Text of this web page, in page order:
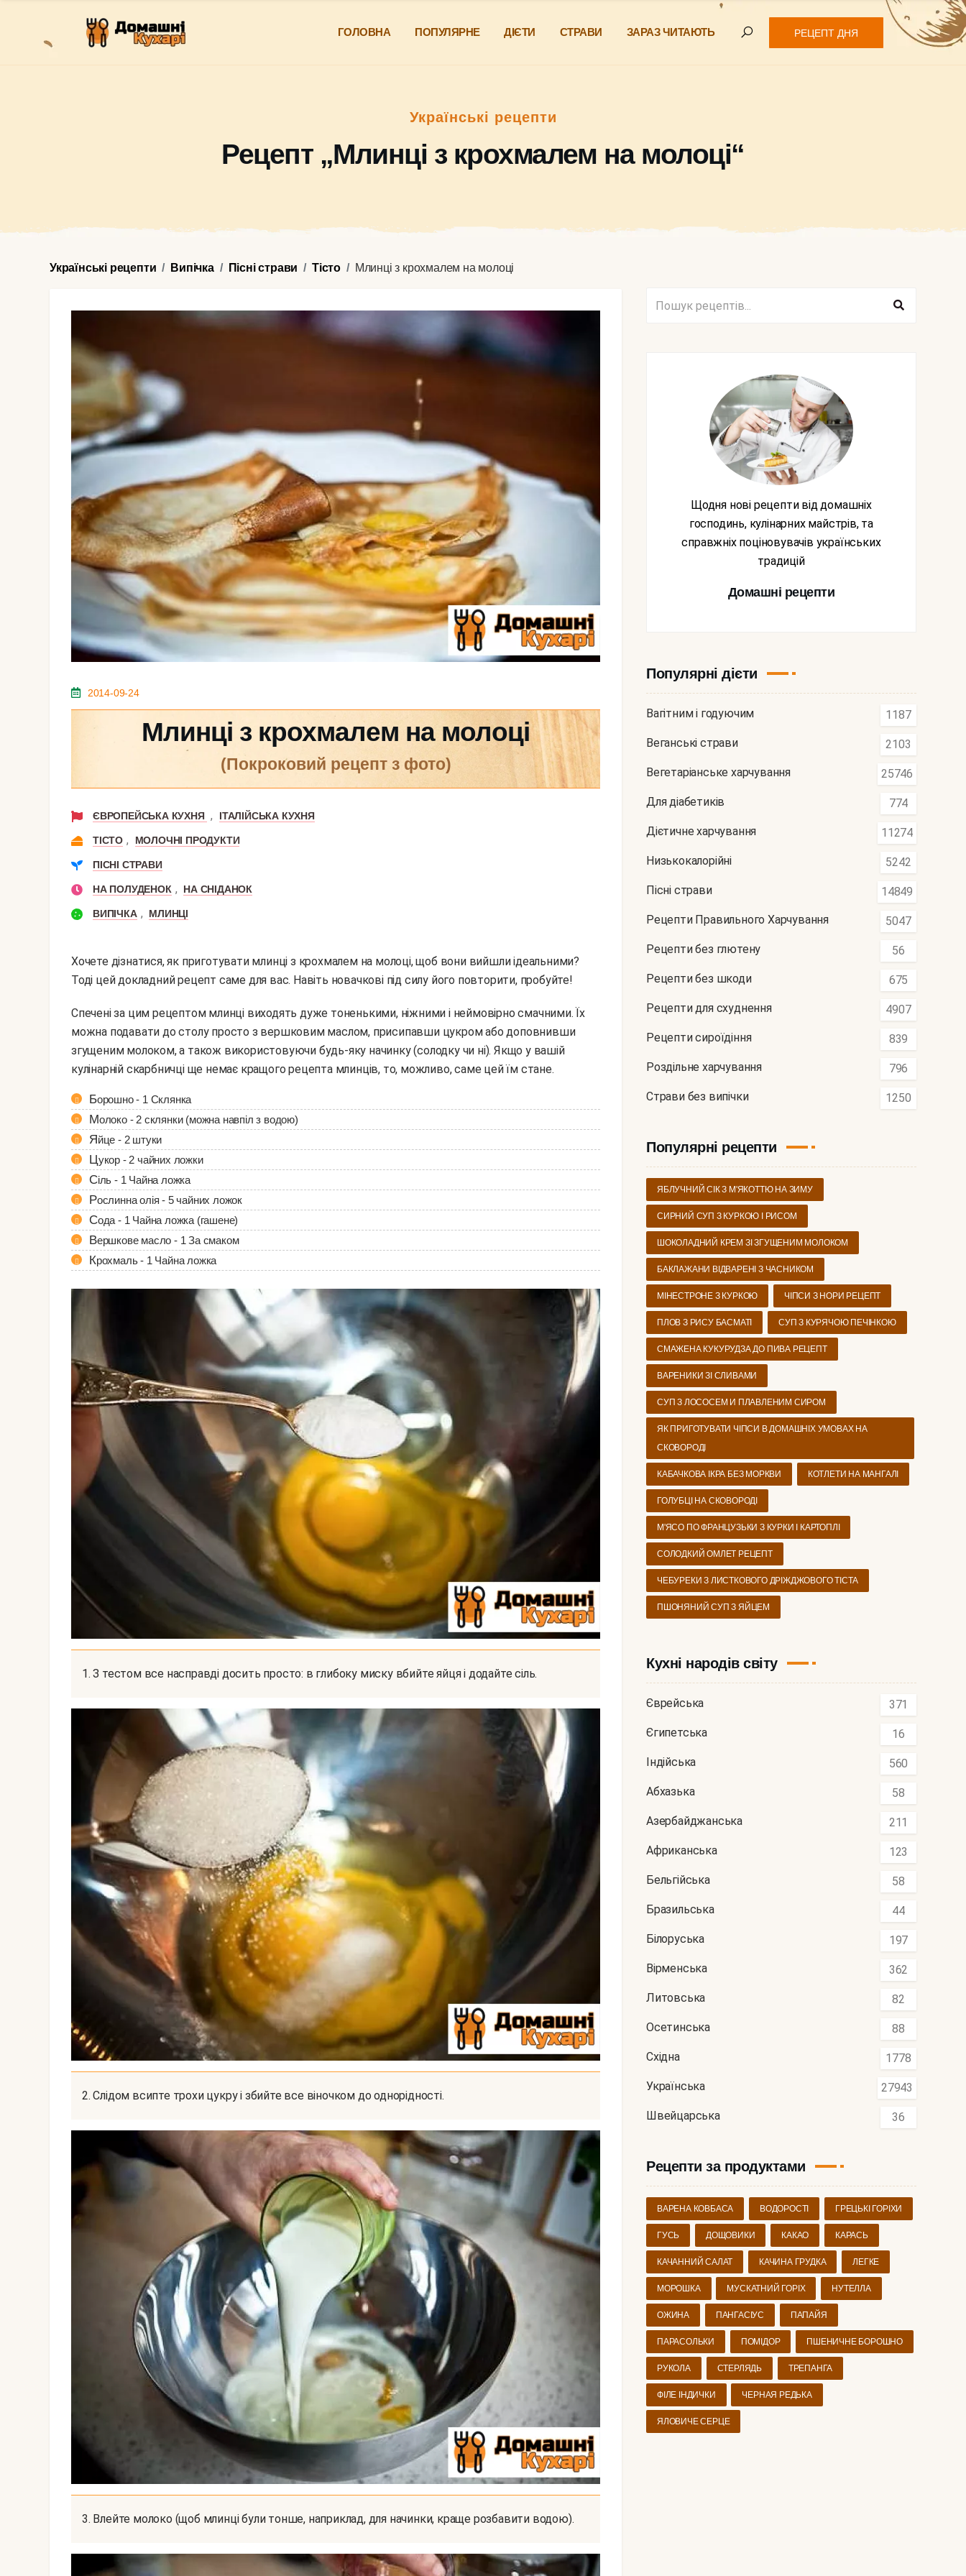
ГОЛОВНА ПОПУЛЯРНЕ ДІЄТИ СТРАВИ ЗАРАЗ ЧИТАЮТЬ РЕЦЕПТ ДНЯ
Українські рецепти
Рецепт „Млинці з крохмалем на молоці“
Українські рецепти Випічка Пісні страви Тісто Млинці з крохмалем на молоці
2014-09-24
Млинці з крохмалем на молоці
(покроковий рецепт з фото)
ЄВРОПЕЙСЬКА КУХНЯ , ІТАЛІЙСЬКА КУХНЯ
ТІСТО , МОЛОЧНІ ПРОДУКТИ
ПІСНІ СТРАВИ
НА ПОЛУДЕНОК , НА СНІДАНОК
ВИПІЧКА , МЛИНЦІ
Хочете дізнатися, як приготувати млинці з крохмалем на молоці, щоб вони вийшли ідеальними?
Тоді цей докладний рецепт саме для вас. Навіть новачкові під силу його повторити, пробуйте!
Спечені за цим рецептом млинці виходять дуже тоненькими, ніжними і неймовірно смачними. Їх
можна подавати до столу просто з вершковим маслом, присипавши цукром або доповнивши
згущеним молоком, а також використовуючи будь-яку начинку (солодку чи ні). Якщо у вашій
кулінарній скарбничці ще немає кращого рецепта млинців, то, можливо, саме цей їм стане.
Борошно - 1 Склянка
Молоко - 2 склянки (можна навпіл з водою)
Яйце - 2 штуки
Цукор - 2 чайних ложки
Сіль - 1 Чайна ложка
Рослинна олія - 5 чайних ложок
Сода - 1 Чайна ложка (гашене)
Вершкове масло - 1 За смаком
Крохмаль - 1 Чайна ложка
1. З тестом все насправді досить просто: в глибоку миску вбийте яйця і додайте сіль.
2. Слідом всипте трохи цукру і збийте все віночком до однорідності.
3. Влейте молоко (щоб млинці були тонше, наприклад, для начинки, краще розбавити водою).
Щодня нові рецепти від домашніх
господинь, кулінарних майстрів, та
справжніх поціновувачів українських
традицій
Домашні рецепти
Популярні дієти
Вагітним і годуючим 1187
Веганські страви 2103
Вегетаріанське харчування 25746
Для діабетиків 774
Дієтичне харчування 11274
Низькокалорійні 5242
Пісні страви 14849
Рецепти Правильного Харчування 5047
Рецепти без глютену 56
Рецепти без шкоди 675
Рецепти для схуднення 4907
Рецепти сироїдіння 839
Роздільне харчування 796
Страви без випічки 1250
Популярні рецепти
ЯБЛУЧНИЙ СІК З М'ЯКОТТЮ НА ЗИМУ
СИРНИЙ СУП З КУРКОЮ І РИСОМ
ШОКОЛАДНИЙ КРЕМ ЗІ ЗГУЩЕНИМ МОЛОКОМ
БАКЛАЖАНИ ВІДВАРЕНІ З ЧАСНИКОМ
МІНЕСТРОНЕ З КУРКОЮ ЧІПСИ З НОРИ РЕЦЕПТ
ПЛОВ З РИСУ БАСМАТІ СУП З КУРЯЧОЮ ПЕЧІНКОЮ
СМАЖЕНА КУКУРУДЗА ДО ПИВА РЕЦЕПТ
ВАРЕНИКИ ЗІ СЛИВАМИ
СУП З ЛОСОСЕМ И ПЛАВЛЕНИМ СИРОМ
ЯК ПРИГОТУВАТИ ЧІПСИ В ДОМАШНІХ УМОВАХ НА
СКОВОРОДІ
КАБАЧКОВА ІКРА БЕЗ МОРКВИ КОТЛЕТИ НА МАНГАЛІ
ГОЛУБЦІ НА СКОВОРОДІ
М'ЯСО ПО ФРАНЦУЗЬКИ З КУРКИ І КАРТОПЛІ
СОЛОДКИЙ ОМЛЕТ РЕЦЕПТ
ЧЕБУРЕКИ З ЛИСТКОВОГО ДРІЖДЖОВОГО ТІСТА
ПШОНЯНИЙ СУП З ЯЙЦЕМ
Кухні народів світу
Єврейська 371
Єгипетська 16
Індійська 560
Абхазька 58
Азербайджанська 211
Африканська 123
Бельгійська 58
Бразильська 44
Білоруська 197
Вірменська 362
Литовська 82
Осетинська 88
Східна 1778
Українська 27943
Швейцарська 36
Рецепти за продуктами
ВАРЕНА КОВБАСА ВОДОРОСТІ ГРЕЦЬКІ ГОРІХИ
ГУСЬ ДОЩОВИКИ КАКАО КАРАСЬ
КАЧАННИЙ САЛАТ КАЧИНА ГРУДКА ЛЕГКЕ
МОРОШКА МУСКАТНИЙ ГОРІХ НУТЕЛЛА
ОЖИНА ПАНГАСІУС ПАПАЙЯ
ПАРАСОЛЬКИ ПОМІДОР ПШЕНИЧНЕ БОРОШНО
РУКОЛА СТЕРЛЯДЬ ТРЕПАНГА
ФІЛЕ ІНДИЧКИ ЧЕРНАЯ РЕДЬКА
ЯЛОВИЧЕ СЕРЦЕ